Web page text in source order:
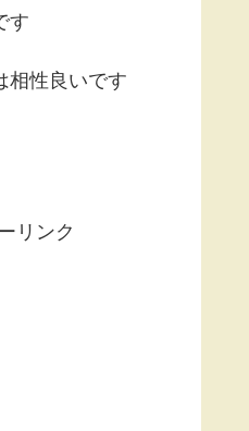
す
相性良いです
リンク